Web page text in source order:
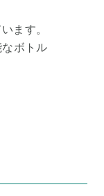
ます。
ボトル